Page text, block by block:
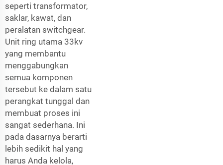
seperti transformator,
saklar, kawat, dan
peralatan switchgear.
Unit ring utama 33kv
yang membantu
menggabungkan
semua komponen
tersebut ke dalam satu
perangkat tunggal dan
membuat proses ini
sangat sederhana. Ini
pada dasarnya berarti
lebih sedikit hal yang
harus Anda kelola,